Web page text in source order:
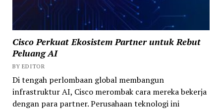
Cisco Perkuat Ekosistem Partner untuk Rebut
Peluang AI
BY EDITOR
Di tengah perlombaan global membangun
infrastruktur AI, Cisco merombak cara mereka bekerja
dengan para partner. Perusahaan teknologi ini